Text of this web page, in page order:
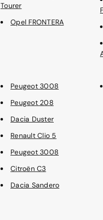
Tourer
Opel FRONTERA
Peugeot 3008
Peugeot 208
Dacia Duster
Renault Clio 5
Peugeot 3008
Citroën C3
Dacia Sandero